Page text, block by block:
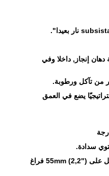
إنجاز, داخلا وفي
يضع في العمق
زنك رصيف صخري فولاذيّ قابل للتعديل على 55mm (2,2") فراغ